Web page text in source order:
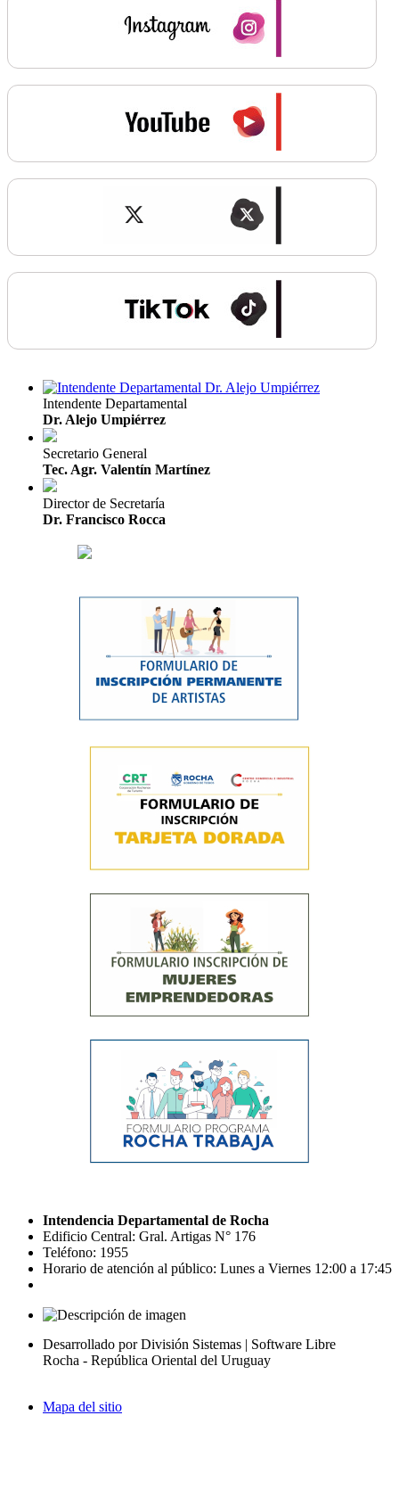
Intendente Departamental
Dr. Alejo Umpiérrez
Secretario General
Tec. Agr. Valentín Martínez
Director de Secretaría
Dr. Francisco Rocca
Intendencia Departamental de Rocha
Edificio Central: Gral. Artigas N° 176
Teléfono: 1955
Horario de atención al público: Lunes a Viernes 12:00 a 17:45
Desarrollado por División Sistemas | Software Libre
Rocha - República Oriental del Uruguay
Mapa del sitio